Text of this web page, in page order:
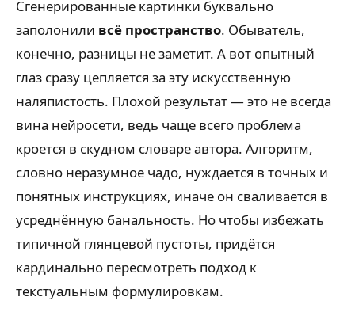
Сгенерированные картинки буквально
заполонили всё пространство. Обыватель,
конечно, разницы не заметит. А вот опытный
глаз сразу цепляется за эту искусственную
наляпистость. Плохой результат — это не всегда
вина нейросети, ведь чаще всего проблема
кроется в скудном словаре автора. Алгоритм,
словно неразумное чадо, нуждается в точных и
понятных инструкциях, иначе он сваливается в
усреднённую банальность. Но чтобы избежать
типичной глянцевой пустоты, придётся
кардинально пересмотреть подход к
текстуальным формулировкам.